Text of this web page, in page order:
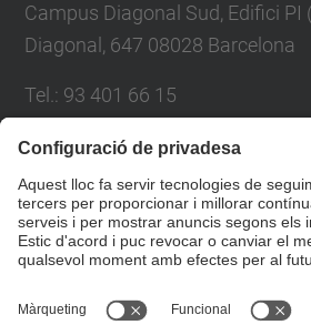
Campus Diagonal Sud, Edifici PI
Diagonal, 647 08028 Barcelona
Tel. : 93 401 66 15
E-mail:escola.etseib@upc.edu
Directori UPC
Formulari de contacte